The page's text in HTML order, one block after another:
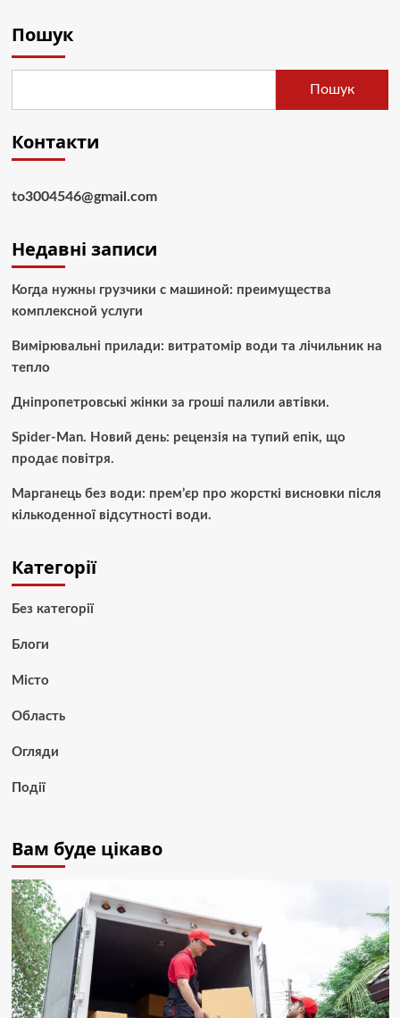
Пошук
Пошук
Контакти
to3004546@gmail.com
Недавні записи
Когда нужны грузчики с машиной: преимущества
комплексной услуги
Вимірювальні прилади: витратомір води та лічильник на
тепло
Дніпропетровські жінки за гроші палили автівки.
Spider-Man. Новий день: рецензія на тупий епік, що
продає повітря.
Марганець без води: прем’єр про жорсткі висновки після
кількоденної відсутності води.
Категорії
Без категорії
Блоги
Місто
Область
Огляди
Події
Вам буде цікаво